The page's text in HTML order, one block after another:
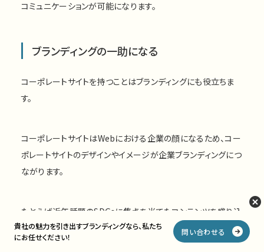
コミュニケーションが可能になります。
ブランディングの一助になる
コーポレートサイトを持つことはブランディングにも役立ちま
す。
コーポレートサイトはWebにおける企業の顔になるため、コー
ポレートサイトのデザインやイメージが企業ブランディングにつ
ながります。
たとえば近年話題のSDGsに焦点を当てたコンテンツを盛り込
めば、「この企業はSDGsに力を入れている」というイメージ形
成が可能です。
貴社の魅力を引き出すブランディングなら、私たち
にお任せください！
問い合わせる